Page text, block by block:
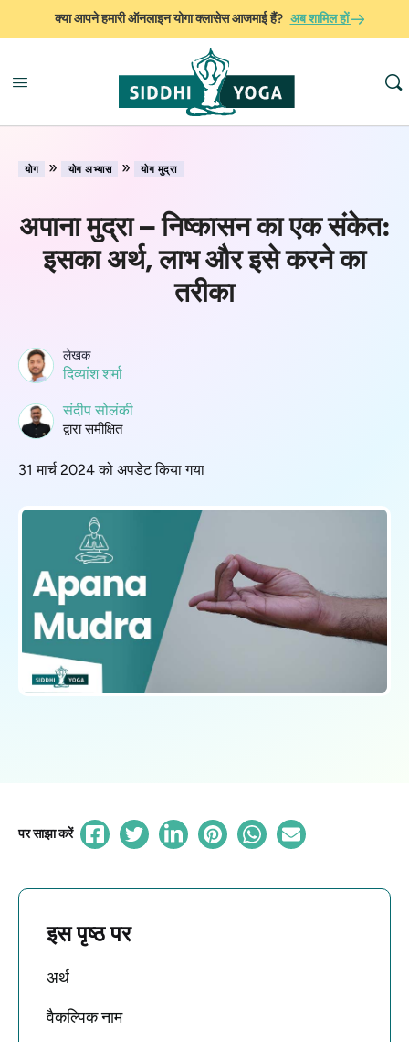
क्या आपने हमारी ऑनलाइन योगा क्लासेस आजमाई हैं? अब शामिल हों
योग » योग अभ्यास » योग मुद्रा
अपाना मुद्रा – निष्कासन का एक संकेत:
इसका अर्थ, लाभ और इसे करने का
तरीका
लेखक
दिव्यांश शर्मा
संदीप सोलंकी
द्वारा समीक्षित
31 मार्च 2024 को अपडेट किया गया
पर साझा करें
इस पृष्ठ पर
अर्थ
वैकल्पिक नाम